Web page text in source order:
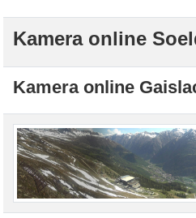
Kamera online
Kamera online